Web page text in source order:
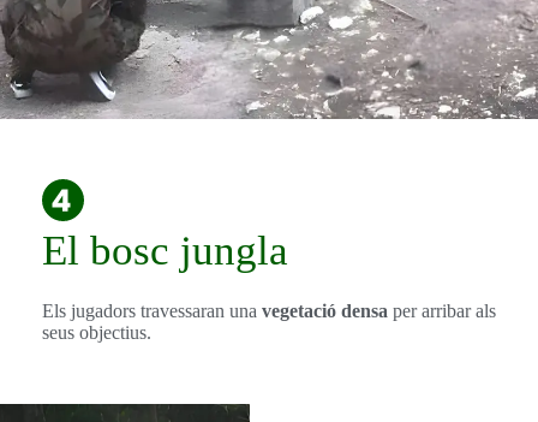
El bosc jungla
Els jugadors travessaran una vegetació densa per arribar als
seus objectius.